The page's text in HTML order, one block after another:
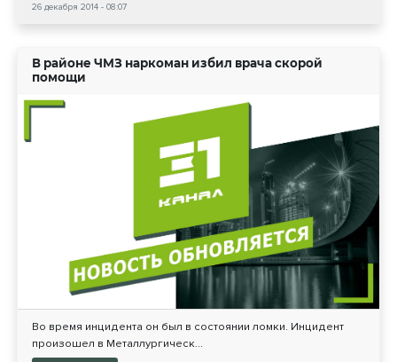
26 декабря 2014 - 08:07
В районе ЧМЗ наркоман избил врача скорой
помощи
Во время инцидента он был в состоянии ломки. Инцидент
произошел в Металлургическ...